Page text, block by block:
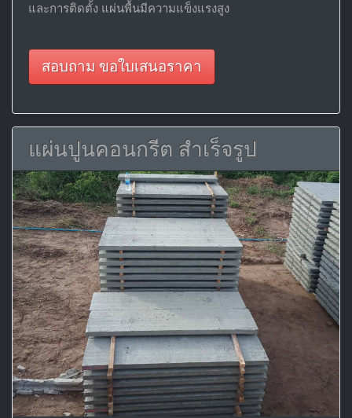
และการติดตั้ง แผ่นพื้นมีความแข็งแรงสูง
สอบถาม ขอใบเสนอราคา
แผ่นปูนคอนกรีต สำเร็จรูป